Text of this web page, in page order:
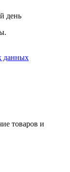
день
данных
товаров и